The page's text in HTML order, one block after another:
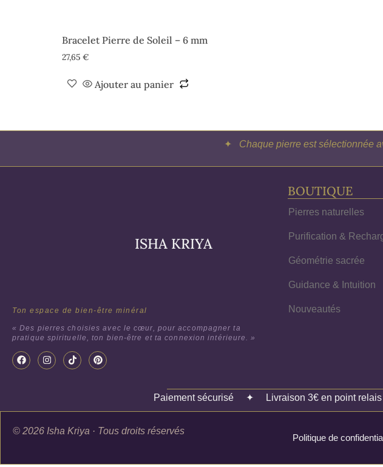
Bracelet Pierre de Soleil – 6 mm
27,65 €
Ajouter au panier
✦ Chaque pierre est sélectionnée
ISHA KRIYA
Ton espace de bien-être minéral
« Des pierres choisies avec le cœur, pour accompagner ta
pratique spirituelle, ton bien-être et ta connexion intérieure. »
BOUTIQUE
Pierres naturelles
Purification &
Géométrie sacrée
Guidance & Intuition
Nouveautés
Paiement sécurisé ✦ Livraison 3€ en point
© 2026 Isha Kriya · Tous droits réservés
Politique de